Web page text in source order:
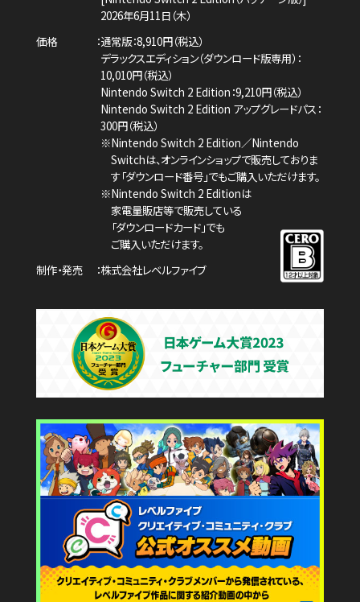
2026年6月11日（木）
価格
通常版：8,910円（税込）
デラックスエディション（ダウンロード版専用）：
10,010円（税込）
Nintendo Switch 2 Edition：9,210円（税込）
Nintendo Switch 2 Edition アップグレードパス：
300円（税込）
※Nintendo Switch 2 Edition／Nintendo
Switchは、オンラインショップで販売しておりま
す「ダウンロード番号」でもご購入いただけます。
※Nintendo Switch 2 Editionは
家電量販店等で販売している
「ダウンロードカード」でも
ご購入いただけます。
制作・発売
株式会社レベルファイブ